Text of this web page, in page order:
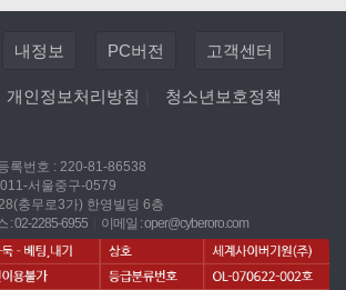
내정보 PC버전 고객센터
개인정보처리방침 청소년보호정책
록번호 : 220-81-86538
서울중구-0579
충무로3가) 한영빌딩 6층
: 02-2285-6955 이메일 :oper@cyberoro.com